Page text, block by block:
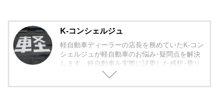
K-コンシェルジュ
軽自動車ディーラーの店長を務めていたK-コン
シェルジュが軽自動車のお悩み･疑問点を解決
します。軽自動車を実際に試乗した感想･乗り
心地から欠点まで包み隠さず紹介していきま